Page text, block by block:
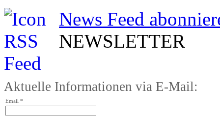
News Feed
NEWSLETTER
Aktuelle Informationen via E-Mail:
Email *